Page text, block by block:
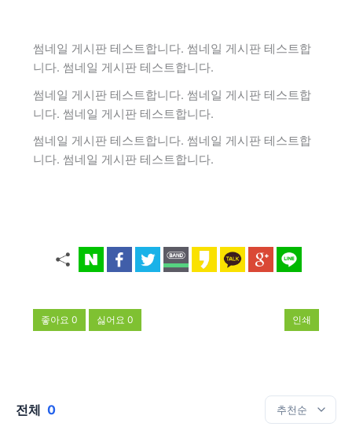
썸네일 게시판 테스트합니다. 썸네일 게시판 테스트합
니다. 썸네일 게시판 테스트합니다.
썸네일 게시판 테스트합니다. 썸네일 게시판 테스트합
니다. 썸네일 게시판 테스트합니다.
썸네일 게시판 테스트합니다. 썸네일 게시판 테스트합
니다. 썸네일 게시판 테스트합니다.
좋아요 0 싫어요 0 인쇄
전체 0